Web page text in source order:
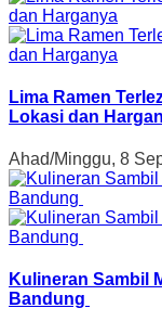
Lima Ramen
Lokasi dan
Ahad/Minggu, 8
Kulineran Sambil
Bandung